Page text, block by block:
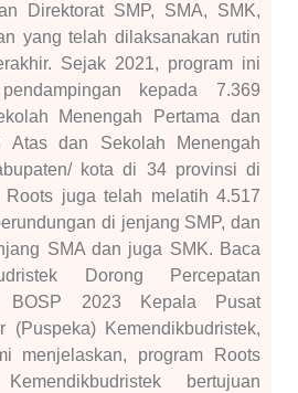
Direktorat SMP, SMA, SMK,
yang telah dilaksanakan rutin
Sejak 2021, program ini
kepada 7.369
Menengah Pertama dan
Atas dan Sekolah Menengah
kota di 34 provinsi di
Roots juga telah melatih 4.517
di jenjang SMP, dan
SMA dan juga SMK. Baca
Dorong Percepatan
BOSP 2023 Kepala Pusat
(Puspeka) Kemendikbudristek,
menjelaskan, program Roots
bertujuan